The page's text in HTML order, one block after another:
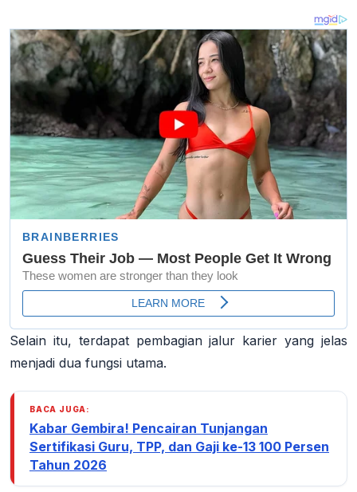
Selain itu, terdapat pembagian jalur karier yang jelas
menjadi dua fungsi utama.
BACA JUGA:
Kabar Gembira! Pencairan Tunjangan
Sertifikasi Guru, TPP, dan Gaji ke-13 100 Persen
Tahun 2026